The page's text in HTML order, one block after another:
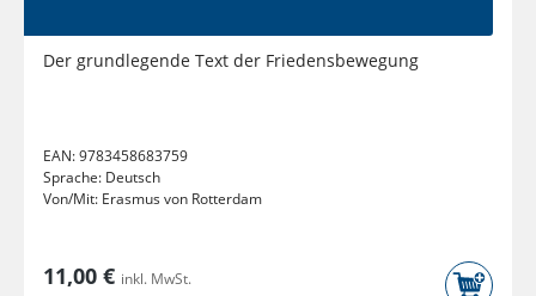
Der grundlegende Text der Friedensbewegung
EAN:9783458683759
Sprache: Deutsch
Von/Mit: Erasmus von Rotterdam
11,00 € inkl. MwSt.